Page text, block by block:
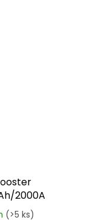
2000A
(>5 ks)